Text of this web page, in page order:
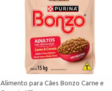
Alimento para Cães Bonzo Carne e